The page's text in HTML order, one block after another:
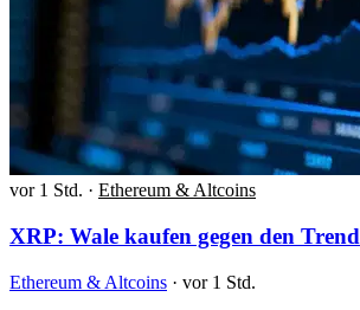
vor 1 Std. · Ethereum & Altcoins
XRP: Wale kaufen gegen den Trend
Ethereum & Altcoins · vor 1 Std.